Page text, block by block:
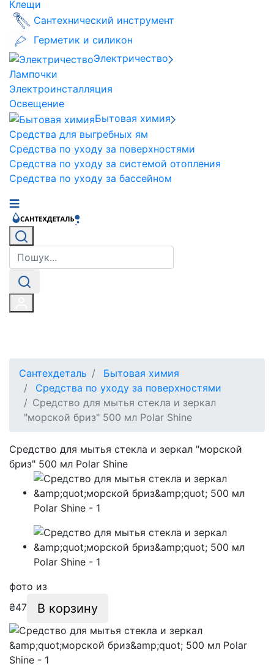
Клещи
Сантехнический инструмент
Герметик и силикон
Электричество
Лампочки
Электроинсталляция
Освещение
Бытовая химия
Средства для выгребных ям
Средства по уходу за поверхностями
Средства по уходу за системой отопления
Средства по уходу за бассейном
Сантехдеталь
Бытовая химия
Средства по уходу за поверхностями
Средство для мытья стекла и зеркал
"морской бриз" 500 мл Polar Shine
Средство для мытья стекла и зеркал "морской
бриз" 500 мл Polar Shine
фото из
₴47 В корзину